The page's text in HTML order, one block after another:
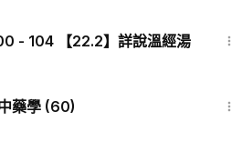
- 104 【22.2】詳說溫經湯
藥學 (60)